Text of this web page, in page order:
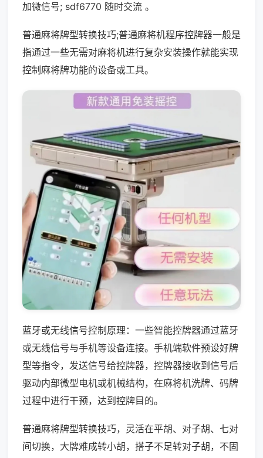
加微信号; sdf6770 随时交流 。
普通麻将牌型转换技巧;普通麻将机程序控牌器一般是
指通过一些无需对麻将机进行复杂安装操作就能实现
控制麻将牌功能的设备或工具。
蓝牙或无线信号控制原理：一些智能控牌器通过蓝牙
或无线信号与手机等设备连接。手机端软件预设好牌
型等指令，发送信号给控牌器，控牌器接收到信号后
驱动内部微型电机或机械结构，在麻将机洗牌、码牌
过程中进行干预，达到控牌目的。
普通麻将牌型转换技巧，灵活在平胡、对子胡、七对
间切换，大牌难成转小胡，搭子不足转对子胡，不固